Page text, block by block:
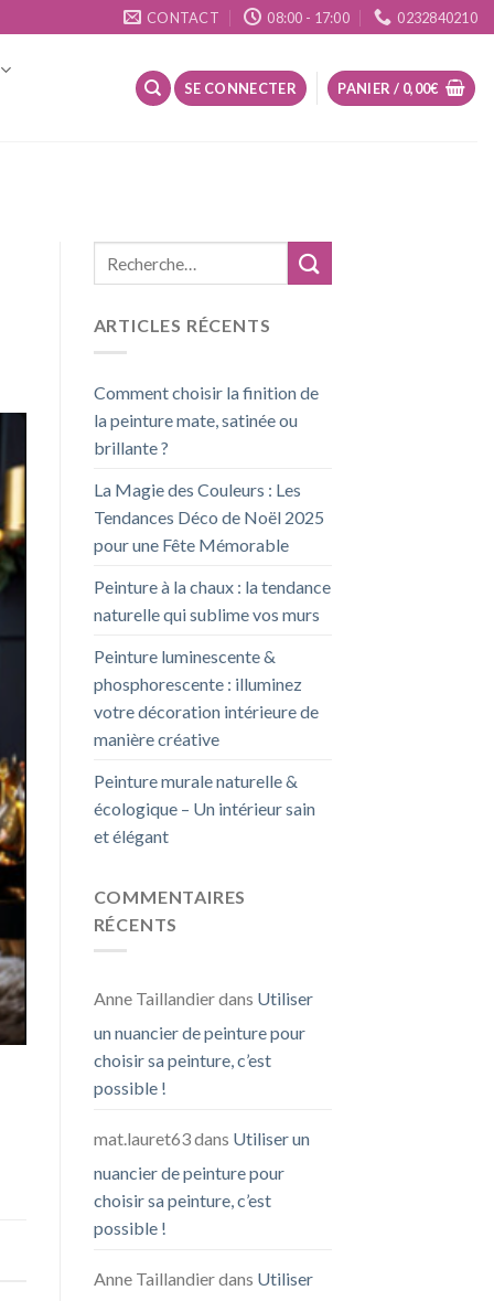
CONTACT 08:00 - 17:00 0232840210
SE CONNECTER PANIER / 0,00€
ARTICLES RÉCENTS
Comment choisir la finition de
la peinture mate, satinée ou
brillante ?
La Magie des Couleurs : Les
Tendances Déco de Noël 2025
pour une Fête Mémorable
Peinture à la chaux : la tendance
naturelle qui sublime vos murs
Peinture luminescente &
phosphorescente : illuminez
votre décoration intérieure de
manière créative
Peinture murale naturelle &
écologique – Un intérieur sain
et élégant
COMMENTAIRES
RÉCENTS
Anne Taillandierdans Utiliser
un nuancier de peinture pour
choisir sa peinture, c’est
possible !
mat.lauret63dans Utiliser un
nuancier de peinture pour
choisir sa peinture, c’est
possible !
Anne Taillandierdans Utiliser